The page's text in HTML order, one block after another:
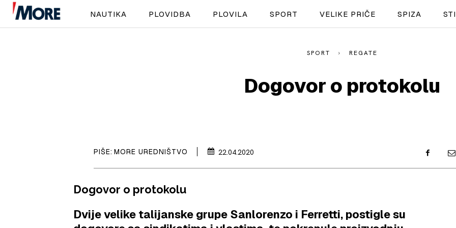
SPORT
SHOP
NAUTIKA PLOVIDBA PLOVILA SPORT VELIKE PRIČE SPIZA
SPORT REGATE
Dogovor o protokolu
PIŠE: MORE UREDNIŠTVO 22.04.2020
Dogovor o protokolu
Dvije velike talijanske grupe Sanlorenzo i Ferretti, postigle su